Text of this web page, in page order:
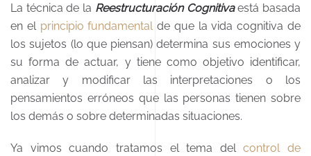
La técnica de la Reestructuración Cognitiva está basada
en el principio fundamentalde que la vida cognitiva de
los sujetos (lo que piensan) determina sus emociones y
su forma de actuar, y tiene como objetivo identificar,
analizar y modificar las interpretaciones o los
pensamientos erróneos que las personas tienen sobre
los demás o sobre determinadas situaciones.
Ya vimos cuando tratamos el tema delcontrol de